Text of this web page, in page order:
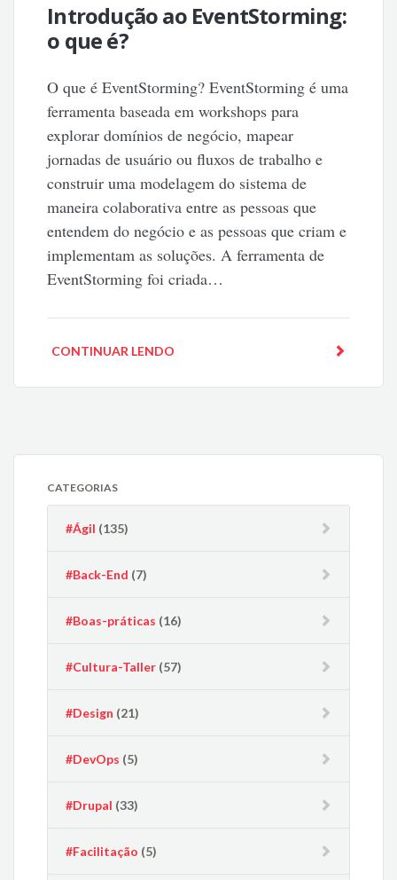
Introdução ao EventStorming:
o que é?
O que é EventStorming? EventStorming é uma
ferramenta baseada em workshops para
explorar domínios de negócio, mapear
jornadas de usuário ou fluxos de trabalho e
construir uma modelagem do sistema de
maneira colaborativa entre as pessoas que
entendem do negócio e as pessoas que criam e
implementam as soluções. A ferramenta de
EventStorming foi criada…
CONTINUAR LENDO
CATEGORIAS
#Ágil (135)
#Back-End (7)
#Boas-práticas (16)
#Cultura-Taller (57)
#Design (21)
#DevOps (5)
#Drupal (33)
#Facilitação (5)